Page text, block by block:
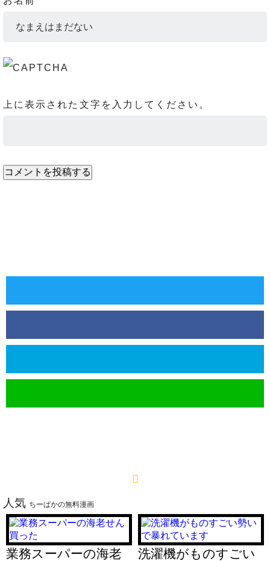
上に表示された文字を入力してください。
人気 ちーぱかの無料漫画
業務スーパーの海老
洗濯機がものすごい